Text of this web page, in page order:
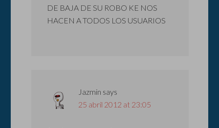
DE BAJA DE SU ROBO KE NOS
HACEN A TODOS LOS USUARIOS
Jazmin says
25 abril 2012 at 23:05